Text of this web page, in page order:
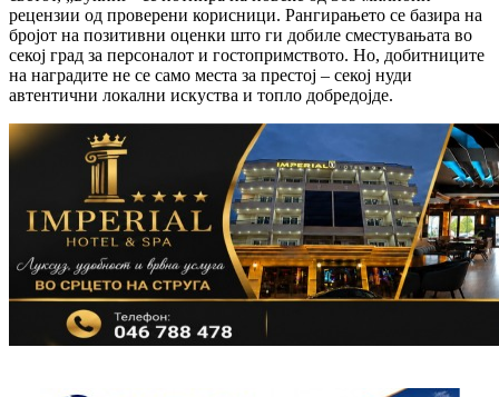
рецензии од проверени корисници. Рангирањето се базира на
бројот на позитивни оценки што ги добиле сместувањата во
секој град за персоналот и гостопримството. Но, добитниците
на наградите не се само места за престој – секој нуди
автентични локални искуства и топло добредојде.